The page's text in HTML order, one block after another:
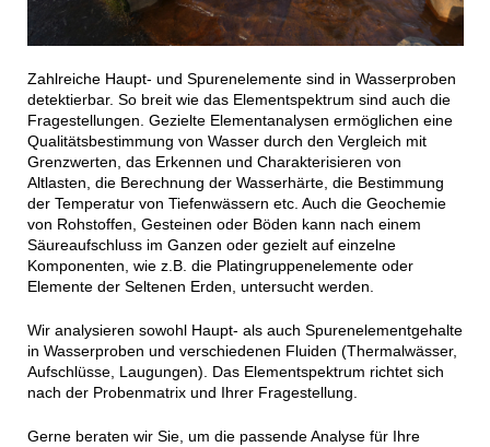
Zahlreiche Haupt- und Spurenelemente sind in Wasserproben
detektierbar. So breit wie das Elementspektrum sind auch die
Fragestellungen. Gezielte Elementanalysen ermöglichen eine
Qualitätsbestimmung von Wasser durch den Vergleich mit
Grenzwerten, das Erkennen und Charakterisieren von
Altlasten, die Berechnung der Wasserhärte, die Bestimmung
der Temperatur von Tiefenwässern etc. Auch die Geochemie
von Rohstoffen, Gesteinen oder Böden kann nach einem
Säureaufschluss im Ganzen oder gezielt auf einzelne
Komponenten, wie z.B. die Platingruppenelemente oder
Elemente der Seltenen Erden, untersucht werden.
Wir analysieren sowohl Haupt- als auch Spurenelementgehalte
in Wasserproben und verschiedenen Fluiden (Thermalwässer,
Aufschlüsse, Laugungen). Das Elementspektrum richtet sich
nach der Probenmatrix und Ihrer Fragestellung.
Gerne beraten wir Sie, um die passende Analyse für Ihre